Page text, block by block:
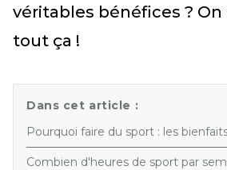
véritables bénéfices ?
tout ça !
Dans cet article :
Pourquoi faire du sport : les
Combien d'heures de sport par